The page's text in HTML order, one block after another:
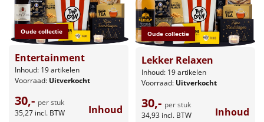
Oude collectie
Entertainment
Inhoud: 19 artikelen
Voorraad: Uitverkocht
30,- per stuk
35,27 incl. BTW Inhoud
Oude collectie
Lekker Relaxen
Inhoud: 19 artikelen
Voorraad: Uitverkocht
30,- per stuk
34,93 incl. BTW Inhoud